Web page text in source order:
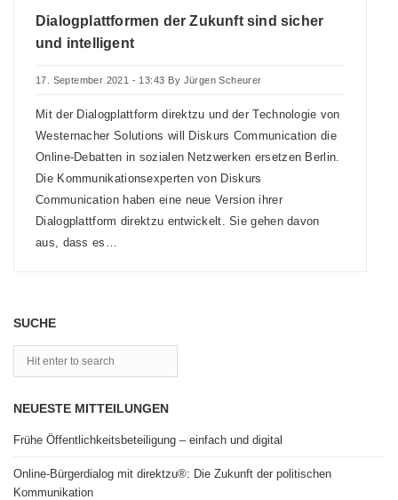
Dialogplattformen der Zukunft sind sicher
und intelligent
17. September 2021 - 13:43 By Jürgen Scheurer
Mit der Dialogplattform direktzu und der Technologie von
Westernacher Solutions will Diskurs Communication die
Online-Debatten in sozialen Netzwerken ersetzen Berlin.
Die Kommunikationsexperten von Diskurs
Communication haben eine neue Version ihrer
Dialogplattform direktzu entwickelt. Sie gehen davon
aus, dass es…
SUCHE
NEUESTE MITTEILUNGEN
Frühe Öffentlichkeitsbeteiligung – einfach und digital
Online-Bürgerdialog mit direktzu®: Die Zukunft der politischen
Kommunikation